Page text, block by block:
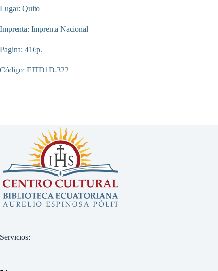
Lugar: Quito
Imprenta: Imprenta Nacional
Pagina: 416p.
Código: FJTD1D-322
Servicios: